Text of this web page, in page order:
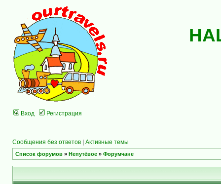
Вход Регистрация
Сообщения без ответов | Активные темы
Список форумов » Непутёвое » Форумчане